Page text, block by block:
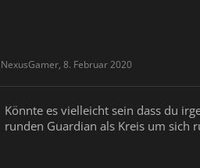
NexusGamer, 8. Februar 2020
Könnte es vielleicht sein dass du
runden Guardian als Kreis um sich